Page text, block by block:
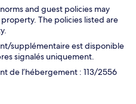
and guest policies may
The policies listed are
supplémentaire est disponible
signalés uniquement.
de l’hébergement : 113/2556